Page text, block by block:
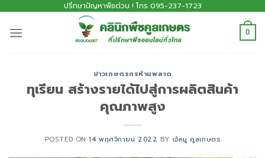
ปรึกษาปัญหาพืชด่วน ! โทร 095-237-1723
0
ข่าวเกษตรกรห้ามพลาด
ทุเรียน สร้างรายได้ไปสู่การผลิตสินค้า
คุณภาพสูง
POSTED ON14 พฤศจิกายน 2022 BY เจ้หมู คูลเกษตร